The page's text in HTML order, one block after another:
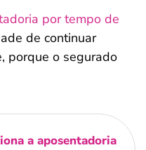
por tempo de
de continuar
porque o segurado
a aposentadoria